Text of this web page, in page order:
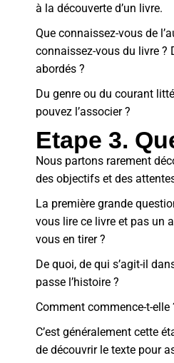
à la découverte d’un livre.
Que connaissez-vous de
connaissez-vous du livre ?
abordés ?
Du genre ou du courant
pouvez l’associer ?
Etape 3.
Nous partons rarement
des objectifs et des
La première grande
vous lire ce livre et pas un
vous en tirer ?
De quoi, de qui s’agit-il
passe l’histoire ?
Comment commence-t-
C’est généralement cette
de découvrir le texte pour